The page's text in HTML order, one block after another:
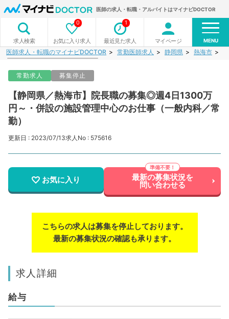
医師の求人・転職・アルバイトはマイナビDOCTOR
求人検索 お気に入り求人
0
最近見た求人
1
マイページ MENU
医師求人・転職のマイナビDOCTOR 常勤医師求人 静岡県 熱海市
常勤求人 募集停止
【静岡県／熱海市】院長職の募集◎週4日1300万
円～・併設の施設管理中心のお仕事（一般内科／常
勤）
更新日 : 2023/07/13求人No : 575616
お気に入り 最新の募集状況を
問い合わせる
こちらの求人は募集を停止しております。
最新の募集状況の確認も承ります。
求人詳細
給与